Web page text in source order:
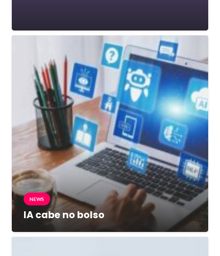
NEWS
IA cabe no bolso